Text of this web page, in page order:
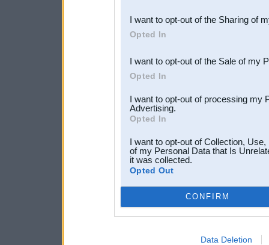
Downstream Participants
third parties.
I want to opt-out of the Sharing of
Opted In
I want to opt-out of the Sale of my
Opted In
I want to opt-out of processing my
Advertising.
Opted In
I want to opt-out of Collection,
of my Personal Data that Is
it was collected.
Opted Out
CONFIRM
Data Deletion